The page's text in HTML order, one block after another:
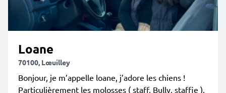
Loane
70100, Lœuilley
Bonjour, je m’appelle loane, j’adore les chiens !
Particulièrement les molosses ( staff, Bully, staffie ).